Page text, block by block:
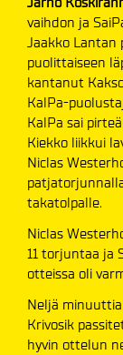
vaihdon ja
Jaakko Lantan
puolittaiseen
kantanut
KalPa-
KalPa sai
Kiekko liikkui
Niclas
takatolpalle.
Niclas
11 torjuntaa ja
otteissa oli
Neljä
Krivosik
hyvin ottelun